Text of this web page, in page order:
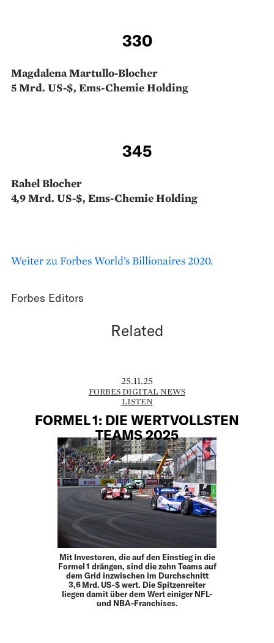
330
Magdalena Martullo-­Blocher
5 Mrd. US-$, Ems-Chemie Holding
345
Rahel Blocher
4,9 Mrd. US-$, Ems-Chemie Holding
Weiter zu Forbes World’s Billionaires 2020.
Forbes Editors
Related
25.11.25
FORBES DIGITAL NEWS
LISTEN
FORMEL 1: DIE WERTVOLLSTEN
TEAMS 2025
Mit Investoren, die auf den Einstieg in die
Formel 1 drängen, sind die zehn Teams auf
dem Grid inzwischen im Durchschnitt
3,6 Mrd. US‑$ wert. Die Spitzenreiter
liegen damit über dem Wert einiger NFL-
und NBA-Franchises.